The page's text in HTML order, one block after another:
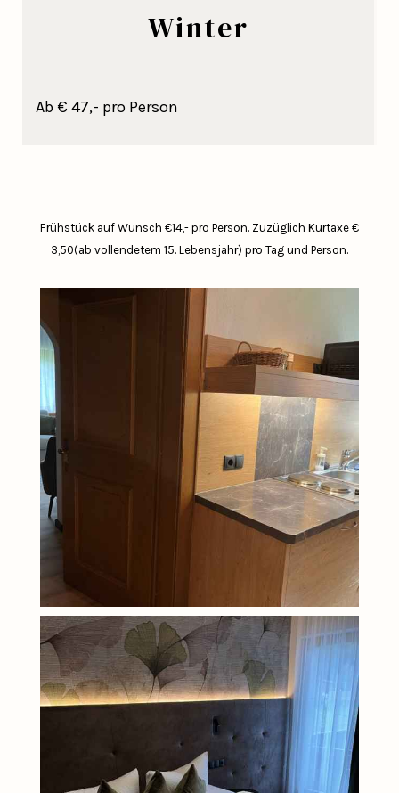
Winter
Ab € 47,- pro Person
Frühstück auf Wunsch €14,- pro Person. Zuzüglich Kurtaxe €
3,50(ab vollendetem 15. Lebensjahr) pro Tag und Person.